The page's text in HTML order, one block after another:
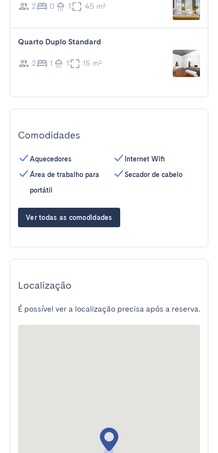
2 0 1 45 m²
Quarto Duplo Standard
2 1 1 15 m²
Comodidades
Aquecedores
Área de trabalho para
portátil
Internet Wifi
Secador de cabelo
Ver todas as comodidades
Localização
É possível ver a localização precisa após a reserva.